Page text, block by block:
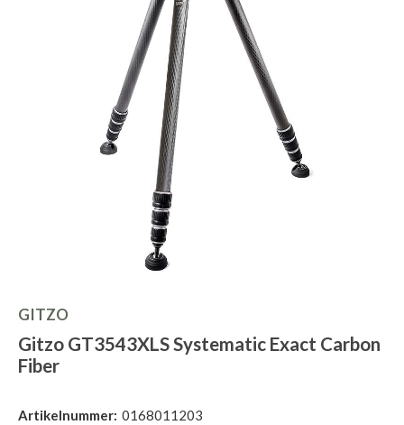
GITZO
Gitzo GT3543XLS Systematic Exact Carbon
Fiber
Artikelnummer: 0168011203